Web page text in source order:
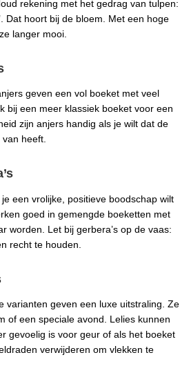
rekening met het gedrag van tulpen:
Dat hoort bij de bloem. Met een hoge
langer mooi.
geven een vol boeket met veel
bij een meer klassiek boeket voor een
zijn anjers handig als je wilt dat de
heeft.
een vrolijke, positieve boodschap wilt
goed in gemengde boeketten met
worden. Let bij gerbera’s op de vaas:
recht te houden.
varianten geven een luxe uitstraling. Ze
of een speciale avond. Lelies kunnen
gevoelig is voor geur of als het boeket
verwijderen om vlekken te